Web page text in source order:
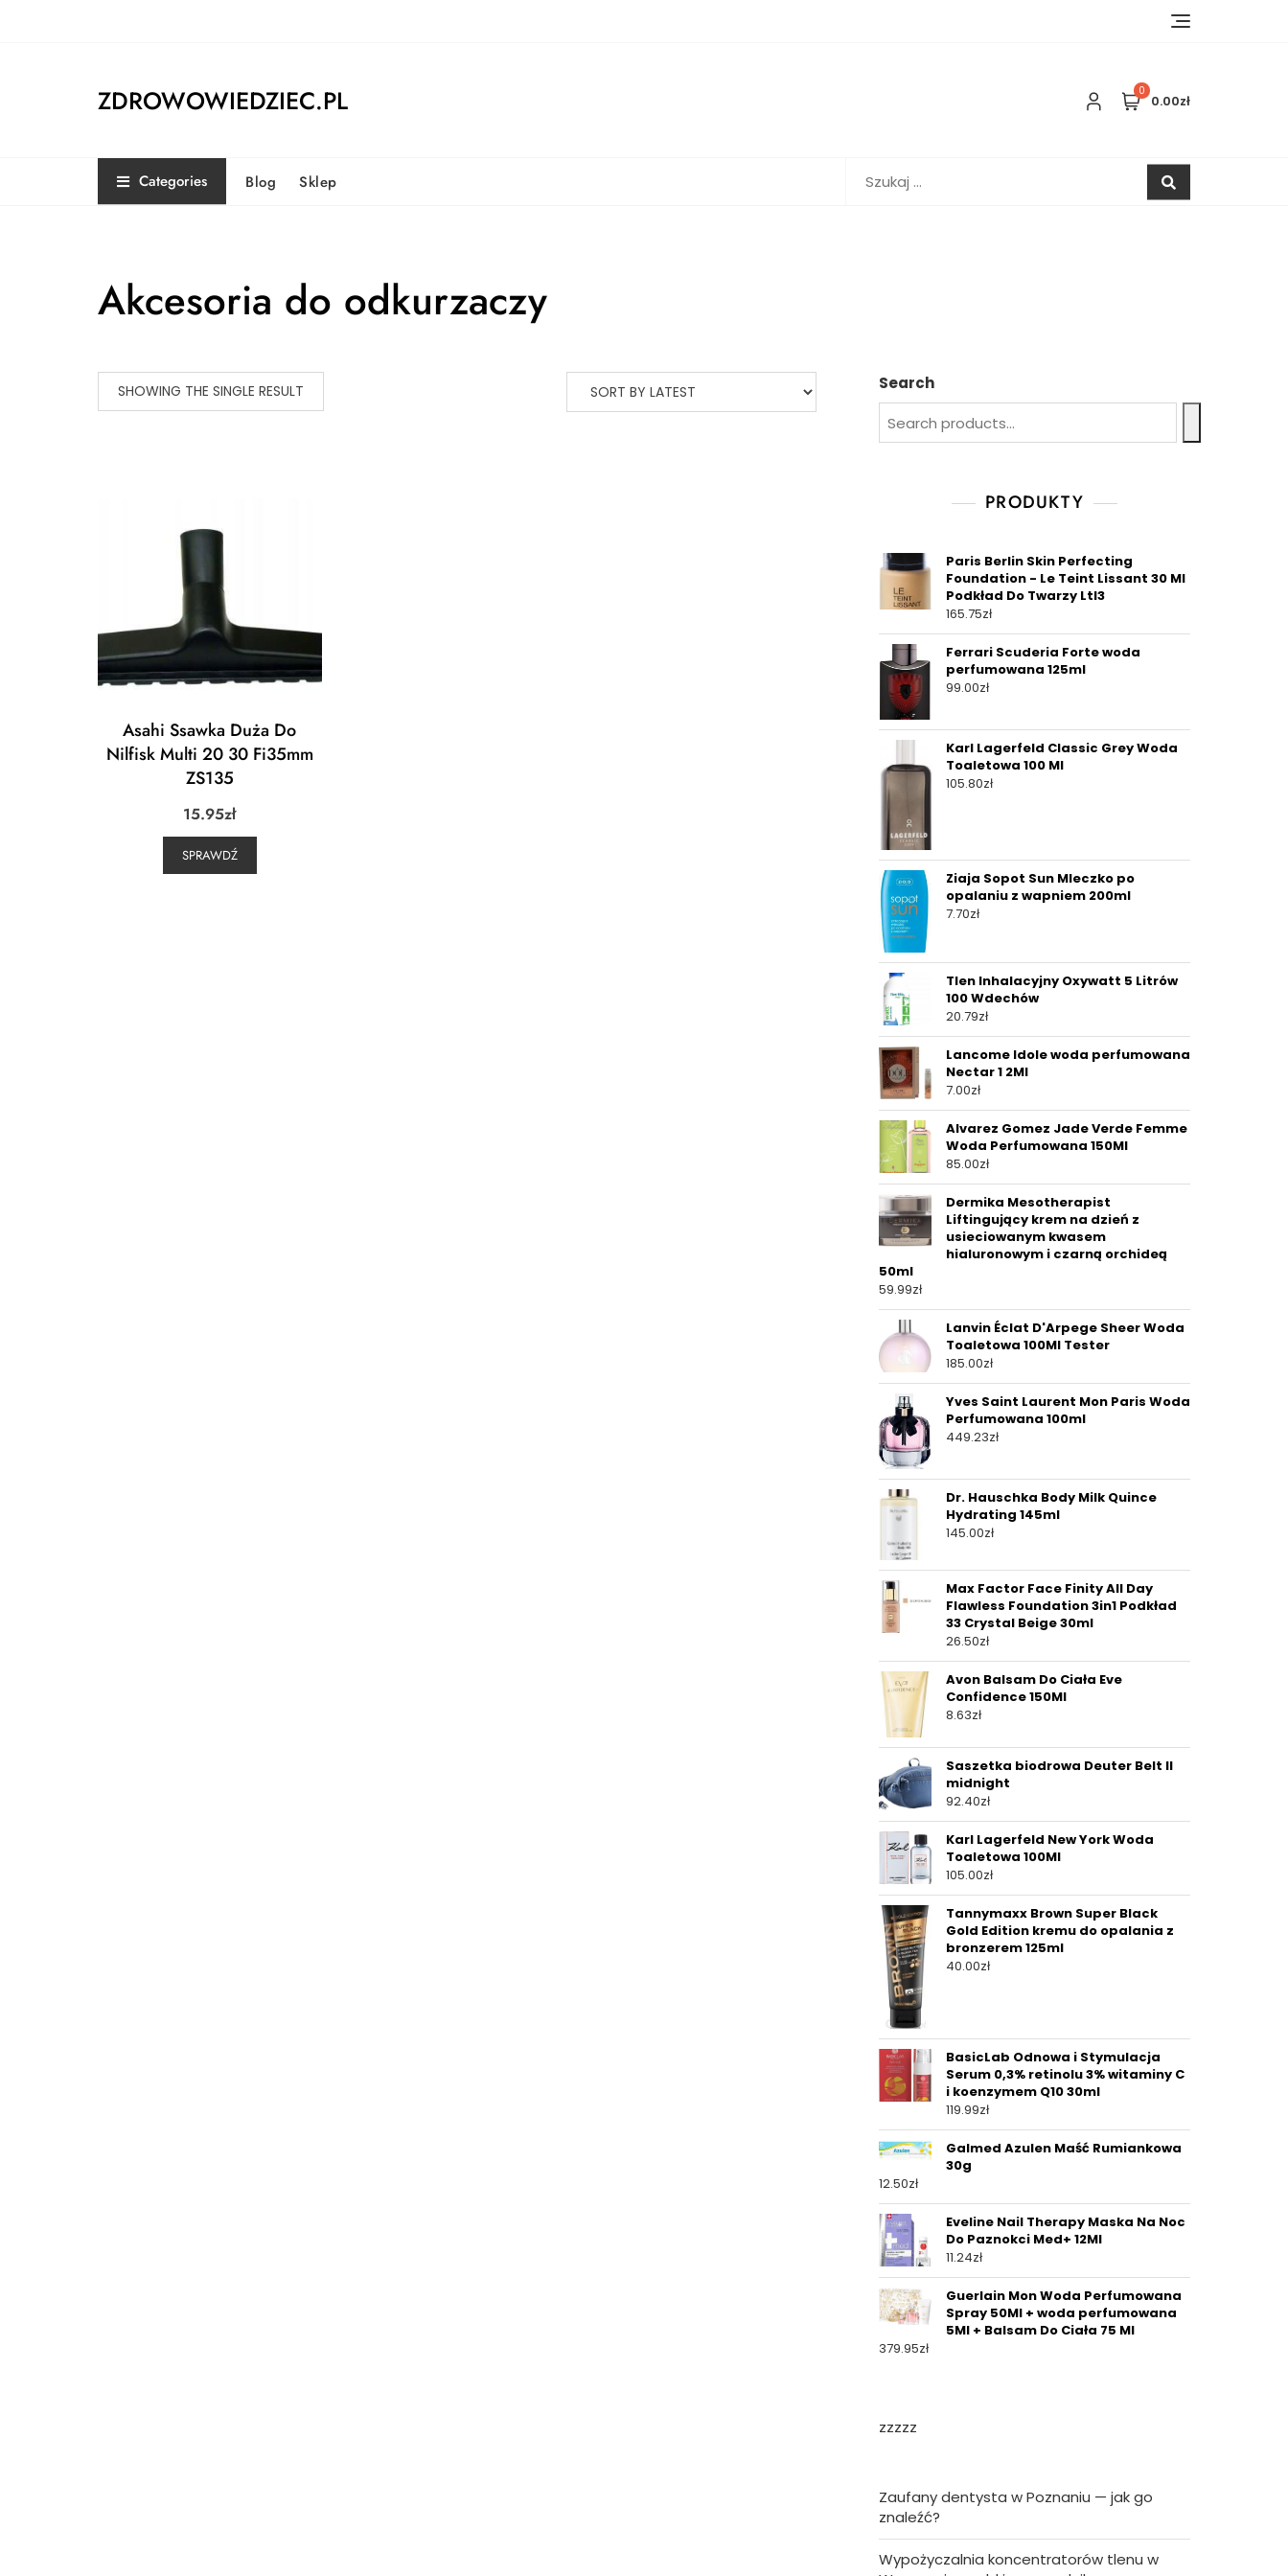
ZDROWOWIEDZIEC.PL 0
0.00zł
Categories Blog Sklep Szukaj:
Akcesoria do odkurzaczy
SHOWING THE SINGLE RESULT
Asahi Ssawka Duża Do
Nilfisk Multi 20 30 Fi35mm
ZS135
15.95zł
SPRAWDŹ
Search
PRODUKTY
Paris Berlin Skin Perfecting
Foundation - Le Teint Lissant 30 Ml
Podkład Do Twarzy Ltl3
165.75zł
Ferrari Scuderia Forte woda
perfumowana 125ml
99.00zł
Karl Lagerfeld Classic Grey Woda
Toaletowa 100 Ml
105.80zł
Ziaja Sopot Sun Mleczko po
opalaniu z wapniem 200ml
7.70zł
Tlen Inhalacyjny Oxywatt 5 Litrów
100 Wdechów
20.79zł
Lancome Idole woda perfumowana
Nectar 1 2Ml
7.00zł
Alvarez Gomez Jade Verde Femme
Woda Perfumowana 150Ml
85.00zł
Dermika Mesotherapist
Liftingujący krem na dzień z
usieciowanym kwasem
hialuronowym i czarną orchideą
50ml
59.99zł
Lanvin Éclat D'Arpege Sheer Woda
Toaletowa 100Ml Tester
185.00zł
Yves Saint Laurent Mon Paris Woda
Perfumowana 100ml
449.23zł
Dr. Hauschka Body Milk Quince
Hydrating 145ml
145.00zł
Max Factor Face Finity All Day
Flawless Foundation 3in1 Podkład
33 Crystal Beige 30ml
26.50zł
Avon Balsam Do Ciała Eve
Confidence 150Ml
8.63zł
Saszetka biodrowa Deuter Belt II
midnight
92.40zł
Karl Lagerfeld New York Woda
Toaletowa 100Ml
105.00zł
Tannymaxx Brown Super Black
Gold Edition kremu do opalania z
bronzerem 125ml
40.00zł
BasicLab Odnowa i Stymulacja
Serum 0,3% retinolu 3% witaminy C
i koenzymem Q10 30ml
119.99zł
Galmed Azulen Maść Rumiankowa
30g
12.50zł
Eveline Nail Therapy Maska Na Noc
Do Paznokci Med+ 12Ml
11.24zł
Guerlain Mon Woda Perfumowana
Spray 50Ml + woda perfumowana
5Ml + Balsam Do Ciała 75 Ml
379.95zł
zzzzz
Zaufany dentysta w Poznaniu — jak go
znaleźć?
Wypożyczalnia koncentratorów tlenu w